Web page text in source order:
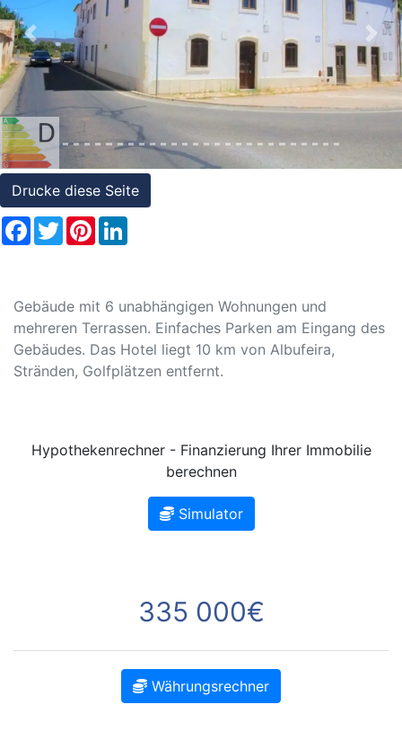
Referenzen
Immobilien
und
Steuerrecht
Previous Next
Drucke diese Seite
Facebook
TwitterPinterest
Gebäude mit 6 unabhängigen Wohnungen und
mehreren Terrassen. Einfaches Parken am Eingang des
Gebäudes. Das Hotel liegt 10 km von Albufeira,
Stränden, Golfplätzen entfernt.
Hypothekenrechner - Finanzierung Ihrer Immobilie
berechnen
Simulator
335 000€
Währungsrechner